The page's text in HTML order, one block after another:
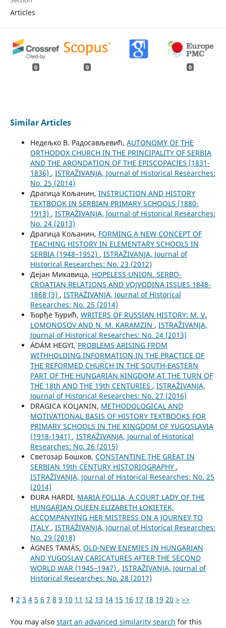
Articles
0 0 0
Similar Articles
Недељко В. Радосављевић, AUTONOMY OF THE
ORTHODOX CHURCH IN THE PRINCIPALITY OF SERBIA
AND THE ARONDATION OF THE EPISCOPACIES (1831-
1836) , ISTRAŽIVANJA, Јournal of Historical Researches:
No. 25 (2014)
Драгица Кољанин, INSTRUCTION AND HISTORY
TEXTBOOK IN SERBIAN PRIMARY SCHOOLS (1880-
1913) , ISTRAŽIVANJA, Јournal of Historical Researches:
No. 24 (2013)
Драгица Кољанин, FORMING A NEW CONCEPT OF
TEACHING HISTORY IN ELEMENTARY SCHOOLS IN
SERBIA (1948–1952) , ISTRAŽIVANJA, Јournal of
Historical Researches: No. 23 (2012)
Дејан Микавица, HOPELESS UNION. SERBO-
CROATIAN RELATIONS AND VOJVODINA ISSUES 1848-
1868 (3) , ISTRAŽIVANJA, Јournal of Historical
Researches: No. 25 (2014)
Ђорђе Ђурић, WRITERS OF RUSSIAN HISTORY: M. V.
LOMONOSOV AND N. M. KARAMZIN , ISTRAŽIVANJA,
Јournal of Historical Researches: No. 24 (2013)
ÁDÁM HEGYI, PROBLEMS ARISING FROM
WITHHOLDING INFORMATION IN THE PRACTICE OF
THE REFORMED CHURCH IN THE SOUTH-EASTERN
PART OF THE HUNGARIAN KINGDOM AT THE TURN OF
THE 18th AND THE 19th CENTURIES , ISTRAŽIVANJA,
Јournal of Historical Researches: No. 27 (2016)
DRAGICA KOLJANIN, METHODOLOGICAL AND
MOTIVATIONAL BASIS OF HISTORY TEXTBOOKS FOR
PRIMARY SCHOOLS IN THE KINGDOM OF YUGOSLAVIA
(1918-1941) , ISTRAŽIVANJA, Јournal of Historical
Researches: No. 26 (2015)
Светозар Бошков, CONSTANTINE THE GREAT IN
SERBIAN 19th CENTURY HISTORIOGRAPHY ,
ISTRAŽIVANJA, Јournal of Historical Researches: No. 25
(2014)
ĐURA HARDI, MARIA FOLLIA, A COURT LADY OF THE
HUNGARIAN QUEEN ELIZABETH ŁOKIETEK,
ACCOMPANYING HER MISTRESS ON A JOURNEY TO
ITALY , ISTRAŽIVANJA, Јournal of Historical Researches:
No. 29 (2018)
ÁGNES TAMÁS, OLD-NEW ENEMIES IN HUNGARIAN
AND YUGOSLAV CARICATURES AFTER THE SECOND
WORLD WAR (1945–1947) , ISTRAŽIVANJA, Јournal of
Historical Researches: No. 28 (2017)
1 2 3 4 5 6 7 8 9 10 11 12 13 14 15 16 17 18 19 20 > >>
You may also start an advanced similarity search for this